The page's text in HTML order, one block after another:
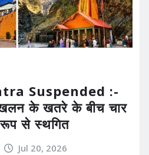
Suspended :-
के खतरे के बीच चार
रूप से स्थगित
Jul 20, 2026